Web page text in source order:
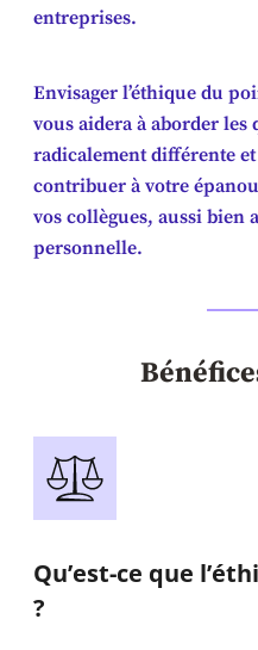
entreprises.
Envisager l’éthique du
vous aidera à aborder les
radicalement différente
contribuer à votre
vos collègues, aussi bien
personnelle.
Qu’est-ce que
?